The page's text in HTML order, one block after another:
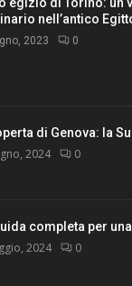
nell’antico
2023 0
di Genova: la
2024 0
completa per
2024 0